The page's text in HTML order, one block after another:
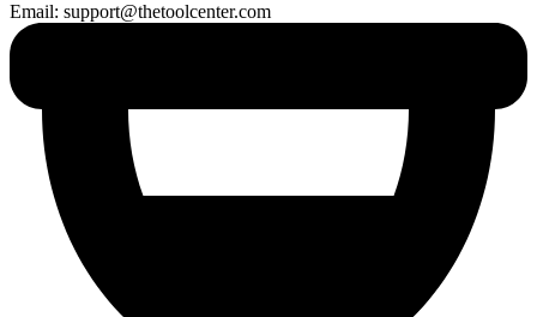
Email: support@thetoolcenter.com